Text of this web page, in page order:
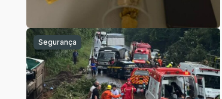
Segurança